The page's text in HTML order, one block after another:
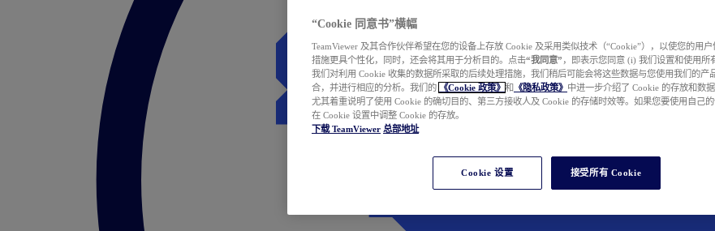
“Cookie 同意书”横幅
TeamViewer 及其合作伙伴希望在您的设备上存放 Cookie 及采用类似技术（“Cookie”），以使您的用
措施更具个性化，同时，还会将其用于分析目的。点击“我同意” ，即表示您同意 (i) 我们设置和使用所
我们对利用 Cookie 收集的数据所采取的后续处理措施，我们稍后可能会将这些数据与您使用我们的产
合，并进行相应的分析。我们的
《Cookie 政策》 和 《隐私政策》 中进一步介绍了 Cookie 的存放和数
尤其着重说明了使用 Cookie 的确切目的、第三方接收人及 Cookie 的存储时效等。如果您要使用自己
在 Cookie 设置中调整 Cookie 的存放。
下载 TeamViewer 总部地址
Cookie 设置 接受所有 Cookie